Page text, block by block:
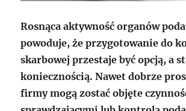
Rosnąca aktywność organów
powoduje, że przygotowanie do
skarbowej przestaje być opcją, a
koniecznością. Nawet dobrze
firmy mogą zostać objęte